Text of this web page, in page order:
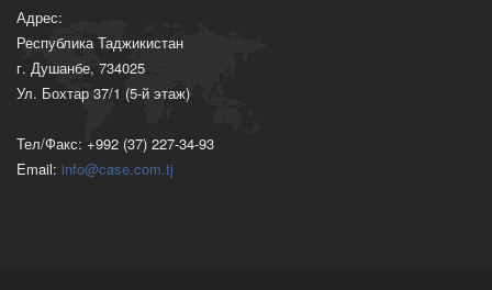
Адрес:
Республика Таджикистан
г. Душанбе, 734025
Ул. Бохтар 37/1 (5-й этаж)
Тел/Факс: +992 (37) 227-34-93
Email: info@case.com.tj